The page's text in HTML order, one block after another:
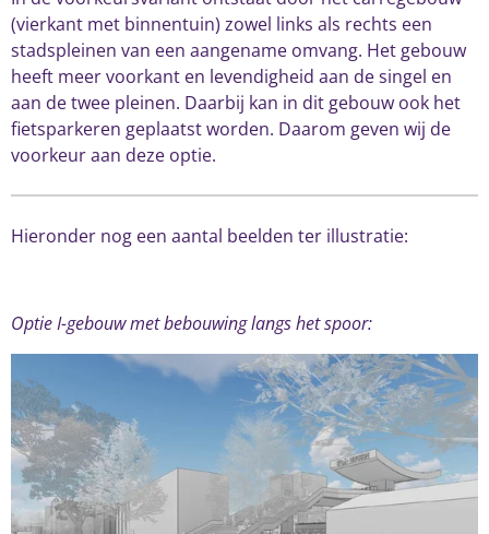
(vierkant met binnentuin) zowel links als rechts een
stadspleinen van een aangename omvang. Het gebouw
heeft meer voorkant en levendigheid aan de singel en
aan de twee pleinen. Daarbij kan in dit gebouw ook het
fietsparkeren geplaatst worden. Daarom geven wij de
voorkeur aan deze optie.
Hieronder nog een aantal beelden ter illustratie:
Optie I-gebouw met bebouwing langs het spoor: